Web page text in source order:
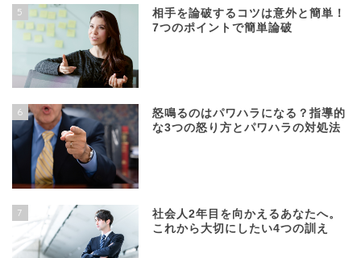
5
相手を論破するコツは意外と簡単！
7つのポイントで簡単論破
6
怒鳴るのはパワハラになる？指導的
な3つの怒り方とパワハラの対処法
7
社会人2年目を向かえるあなたへ。
これから大切にしたい4つの訓え